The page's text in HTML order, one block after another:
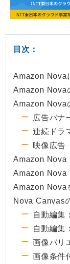
目次：
Amazon Nova
Amazon Nova
Amazon Nova
広告バナ
連続ドラ
映像広告
Amazon Nova
Amazon Nova
Amazon Nova
Nova Canvas
自動編集
自動編集
画像バリ
画像条件